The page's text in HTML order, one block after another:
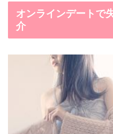
オンラインデートで
介